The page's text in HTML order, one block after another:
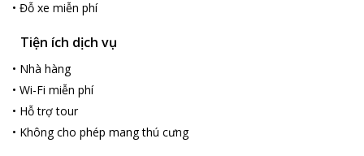
• Đỗ xe miễn phí
Tiện ích dịch vụ
• Nhà hàng
• Wi-Fi miễn phí
• Hỗ trợ tour
• Không cho phép mang thú cưng